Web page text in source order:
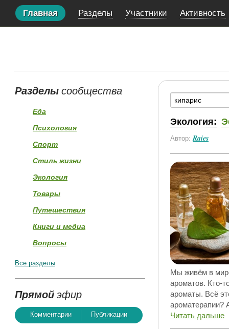
Главная Разделы Участники Активность
Экология:
Автор: Raies
Мы живём в
ароматов. Кто-
ароматы. Всё
ароматерапии?
Читать дальше
Разделысообщества
Еда
Психология
Спорт
Стиль жизни
Экология
Товары
Путешествия
Книги и медиа
Вопросы
Все разделы
Прямойэфир
Комментарии Публикации